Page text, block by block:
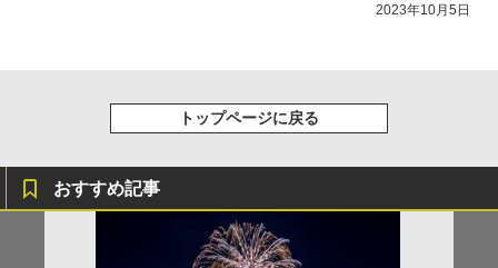
2023年10月5日
トップページに戻る
おすすめ記事